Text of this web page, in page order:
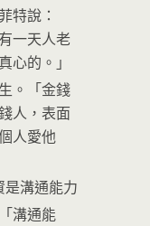
特說：
一天人老
心的。」
。「金錢
人，表面
人愛他
是溝通能力
溝通能